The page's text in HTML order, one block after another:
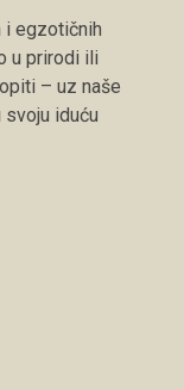
i egzotičnih
u prirodi ili
– uz naše
iduću